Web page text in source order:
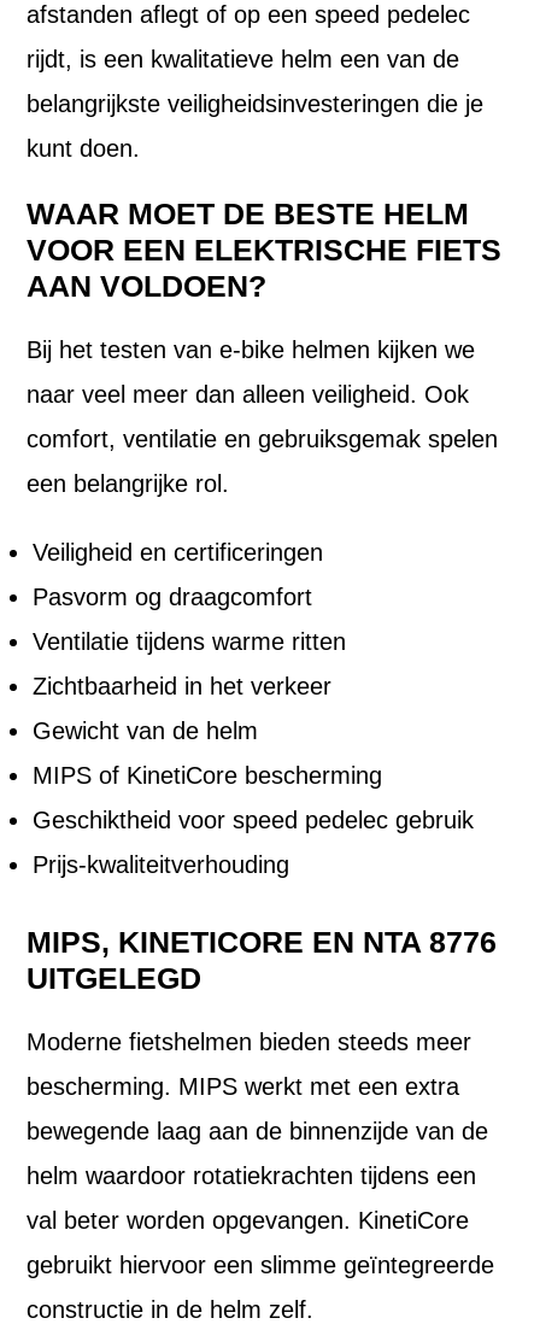
afstanden aflegt of op een speed pedelec
rijdt, is een kwalitatieve helm een van de
belangrijkste veiligheidsinvesteringen die je
kunt doen.
WAAR MOET DE BESTE HELM
VOOR EEN ELEKTRISCHE FIETS
AAN VOLDOEN?
Bij het testen van e-bike helmen kijken we
naar veel meer dan alleen veiligheid. Ook
comfort, ventilatie en gebruiksgemak spelen
een belangrijke rol.
Veiligheid en certificeringen
Pasvorm og draagcomfort
Ventilatie tijdens warme ritten
Zichtbaarheid in het verkeer
Gewicht van de helm
MIPS of KinetiCore bescherming
Geschiktheid voor speed pedelec gebruik
Prijs-kwaliteitverhouding
MIPS, KINETICORE EN NTA 8776
UITGELEGD
Moderne fietshelmen bieden steeds meer
bescherming. MIPS werkt met een extra
bewegende laag aan de binnenzijde van de
helm waardoor rotatiekrachten tijdens een
val beter worden opgevangen. KinetiCore
gebruikt hiervoor een slimme geïntegreerde
constructie in de helm zelf.